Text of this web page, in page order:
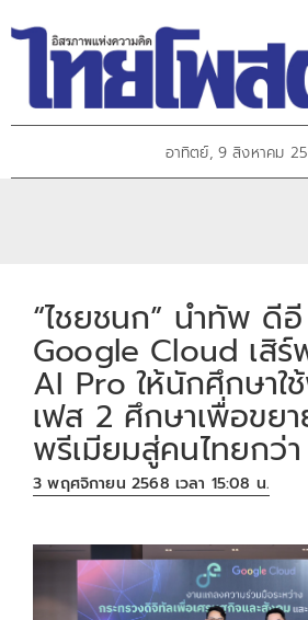
อาทิตย์, 9 สิงหาคม
“ไชยชนก” นำทัพ ดี
Google Cloud เสิ
AI Pro ให้นักศึกษาใ
เฟส 2 ศึกษาเพื่อขย
พรีเมียมสู่คนไทยกว่
3 พฤศจิกายน 2568 เวลา 15:08 น.